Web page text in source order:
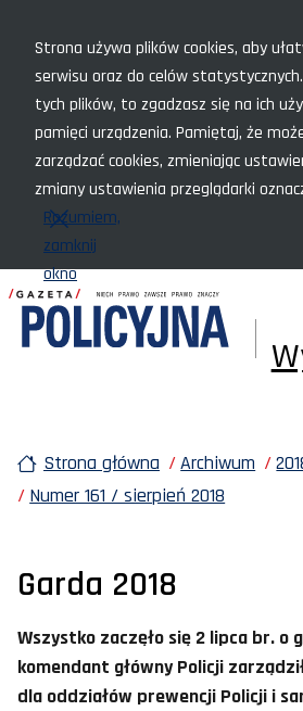
Strona używa plików cookies, aby
serwisu oraz do celów
tych plików, to zgadzasz się na ich
pamięci urządzenia. Pamiętaj, że
zarządzać cookies, zmieniając
zmiany ustawienia przeglądarki
Rozumiem,
zamknij
okno
Strona główna Archiwum
Numer 161 / sierpień 2018
Garda 2018
Wszystko zaczęło się 2 lipca br. o
komendant główny Policji
dla oddziałów prewencji Policji i